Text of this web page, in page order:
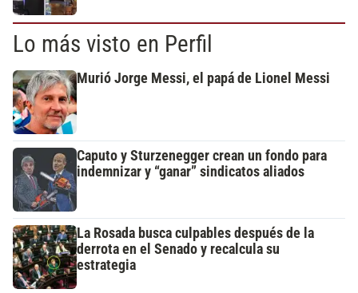
Lo más visto en Perfil
Murió Jorge Messi, el papá de Lionel Messi
Caputo y Sturzenegger crean un fondo para
indemnizar y “ganar” sindicatos aliados
La Rosada busca culpables después de la
derrota en el Senado y recalcula su
estrategia